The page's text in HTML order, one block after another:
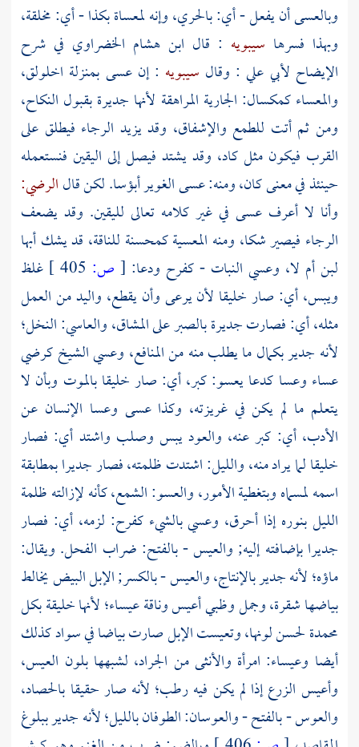
وبالعسى أن يفعل - أي: بالحري، وإنه لمعساة بكذا - أي: مخلقة،
وبهذا فسرها سيبويه : قال ابن هشام الخضراوي في شرح
الإيضاح لأبي علي : وقال سيبويه : إن عسى بمنزلة اخلولق،
والمعساء كمكسال: الجارية المراهقة لأنها جديرة بقبول النكاح،
ومن ثم أتت للطمع والإشفاق، وقد يزيد الرجاء فيطلق على
القرب فيكون مثل كاد، وقد يشتد فيصل إلى اليقين فنستعمله
حينئذ في معنى كان، ومنه: عسى الغوير أبؤسا. لكن قالالرضي:
وأنا لا أعرف عسى في غير كلامه تعالى لليقين. وقد يضعف
الرجاء فيصير شكا، ومنه المعسية كمحسنة للناقة، قد يشك أبها
لبن أم لا، وعسي النبات - كفرح ودعا: [ ص:
غلظ
ويبس، أي: صار خليقا لأن يرعى وأن يقطع، واليد من العمل
مثله، أي: فصارت جديرة بالصبر على المشاق، والعاسي: النخل؛
لأنه جدير بكمال ما يطلب منه من المنافع، وعسي الشيخ كرضي
عساء وعسا كدعا يعسو: كبر، أي: صار خليقا بالموت وبأن لا
يتعلم ما لم يكن في غريزته، وكذا عسى وعسا الإنسان عن
الأدب، أي: كبر عنه، والعود يبس وصلب واشتد أي: فصار
خليقا لما يراد منه، والليل: اشتدت ظلمته، فصار جديرا بمطابقة
اسمه لمسماه وبتغطية الأمور، والعسو: الشمع، كأنه لإزالته ظلمة
الليل بنوره إذا أحرق، وعسي بالشيء كفرح: لزمه، أي: فصار
جديرا بإضافته إليه; والعيس - بالفتح: ضراب الفحل. ويقال:
ماؤه؛ لأنه جدير بالإنتاج، والعيس - بالكسر; الإبل البيض يخالط
بياضها شقرة، وجمل وظبي أعيس وناقة عيساء؛ لأنها خليقة بكل
محمدة لحسن لونها، وتعيست الإبل صارت بياضا في سواد كذلك
أيضا وعيساء: امرأة والأنثى من الجراد، لشبهها بلون العيس،
وأعيس الزرع إذا لم يكن فيه رطب؛ لأنه صار حقيقا بالحصاد،
والعوس - بالفتح - والعوسان: الطوفان بالليل؛ لأنه جدير ببلوغ